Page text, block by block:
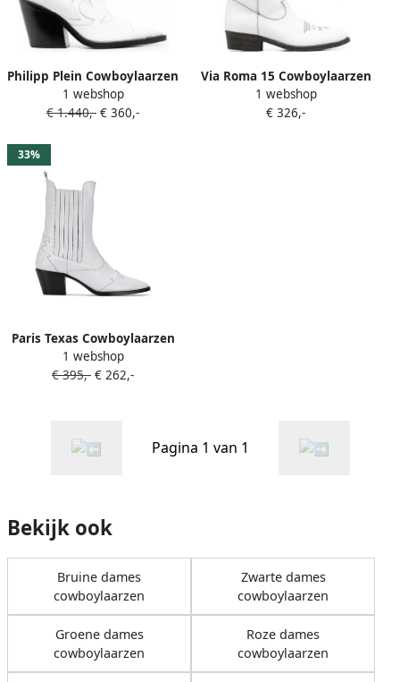
Philipp Plein Cowboylaarzen
met sterdetail Wit
1 webshop
€ 1.440,- € 360,-
Via Roma 15 Cowboylaarzen
verfraaid met stiksels Wit
1 webshop
€ 326,-
33%
Paris Texas Cowboylaarzen
met slangenleer-effect Wit
1 webshop
€ 395,- € 262,-
Pagina 1 van 1
Bekijk ook
Bruine dames
cowboylaarzen
Zwarte dames
cowboylaarzen
Groene dames
cowboylaarzen
Roze dames
cowboylaarzen